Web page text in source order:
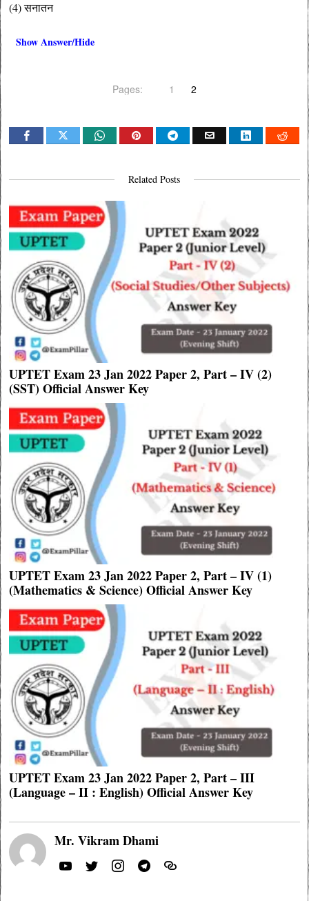
(4) सनातन
Show Answer/Hide
Pages: 1 2
Related Posts
UPTET Exam 23 Jan 2022 Paper 2, Part – IV (2)
(SST) Official Answer Key
UPTET Exam 23 Jan 2022 Paper 2, Part – IV (1)
(Mathematics & Science) Official Answer Key
UPTET Exam 23 Jan 2022 Paper 2, Part – III
(Language – II : English) Official Answer Key
Mr. Vikram Dhami